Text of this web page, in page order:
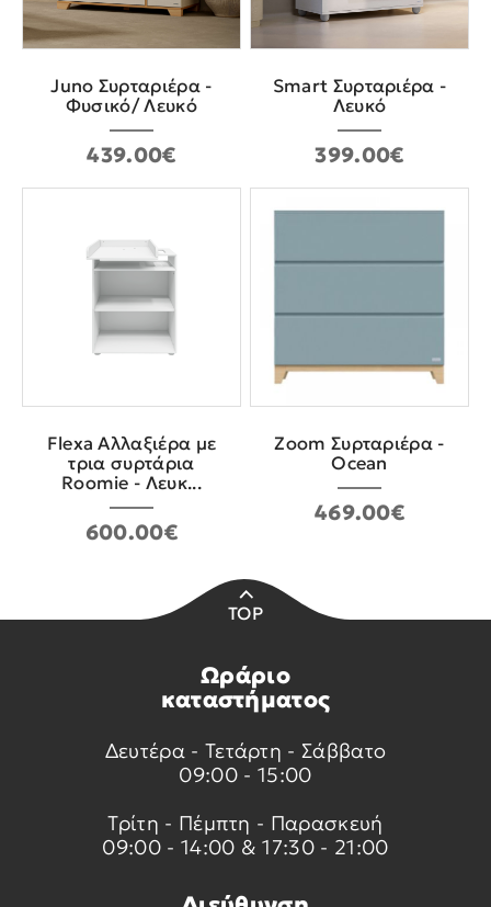
Juno Συρταριέρα -
Φυσικό/ Λευκό
439.00€
Smart Συρταριέρα -
Λευκό
399.00€
Flexa Αλλαξιέρα με
τρια συρτάρια
Roomie - Λευκ...
600.00€
Zoom Συρταριέρα -
Ocean
469.00€
TOP
Ωράριο
καταστήματος
Δευτέρα - Τετάρτη - Σάββατο
09:00 - 15:00
Τρίτη - Πέμπτη - Παρασκευή
09:00 - 14:00 & 17:30 - 21:00